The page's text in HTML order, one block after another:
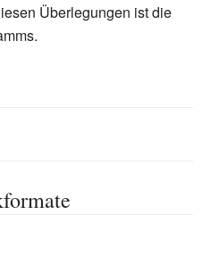
Überlegungen ist die